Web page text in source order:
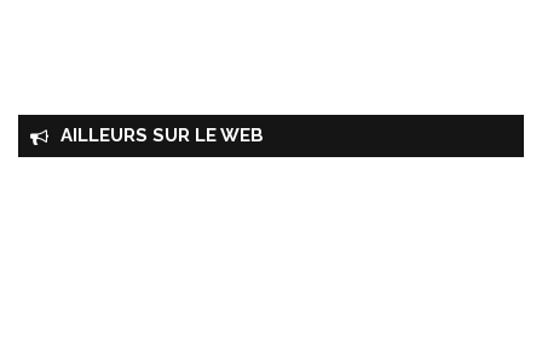
AILLEURS SUR LE WEB